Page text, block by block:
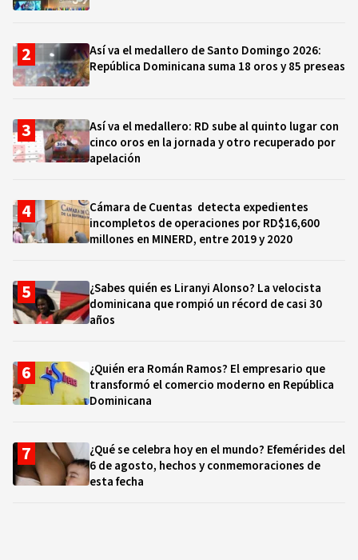
Así va el medallero de Santo Domingo 2026:
República Dominicana suma 18 oros y 85 preseas
Así va el medallero: RD sube al quinto lugar con
cinco oros en la jornada y otro recuperado por
apelación
Cámara de Cuentas detecta expedientes
incompletos de operaciones por RD$16,600
millones en MINERD, entre 2019 y 2020
¿Sabes quién es Liranyi Alonso? La velocista
dominicana que rompió un récord de casi 30
años
¿Quién era Román Ramos? El empresario que
transformó el comercio moderno en República
Dominicana
¿Qué se celebra hoy en el mundo? Efemérides del
6 de agosto, hechos y conmemoraciones de
esta fecha